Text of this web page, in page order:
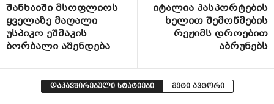
შანხაიში მსოფლიოს
ყველაზე მაღალი
უსპიკო ეშმაკის
ბორბალი აშენდება
იტალია პასპორტების
ხელით შემოწმების
რეჟიმს დროებით
აბრუნებს
დაკავშირებული სტატიები მეტი ავტორი